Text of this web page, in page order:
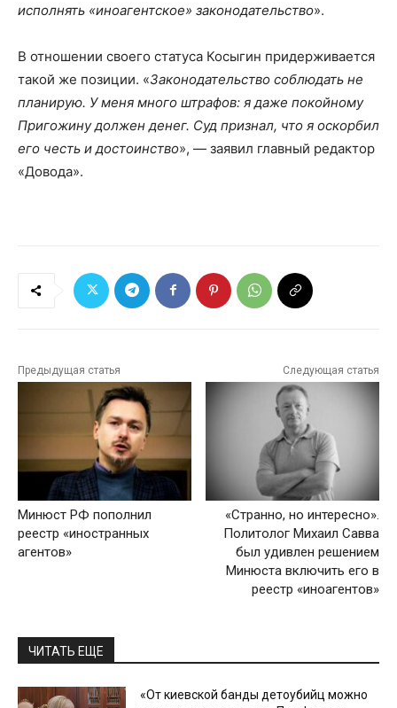
исполнять «иноагентское» законодательство».
В отношении своего статуса Косыгин придерживается
такой же позиции. «Законодательство соблюдать не
планирую. У меня много штрафов: я даже покойному
Пригожину должен денег. Суд признал, что я оскорбил
его честь и достоинство», — заявил главный редактор
«Довода».
Предыдущая статья
Минюст РФ пополнил
реестр «иностранных
агентов»
Следующая статья
«Странно, но интересно».
Политолог Михаил Савва
был удивлен решением
Минюста включить его в
реестр «иноагентов»
ЧИТАТЬ ЕЩЕ
«От киевской банды детоубийц можно